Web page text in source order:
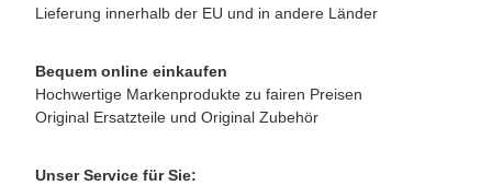
Lieferung innerhalb der EU und in andere Länder
Bequem online einkaufen
Hochwertige Markenprodukte zu fairen Preisen
Original Ersatzteile und Original Zubehör
Unser Service für Sie: